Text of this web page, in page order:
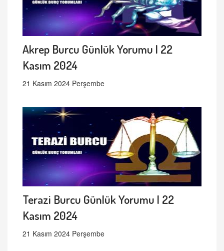
Akrep Burcu Günlük Yorumu | 22
Kasım 2024
21 Kasım 2024 Perşembe
Terazi Burcu Günlük Yorumu | 22
Kasım 2024
21 Kasım 2024 Perşembe